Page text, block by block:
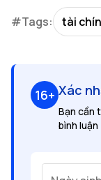
#Tags: tài
16+ Xác
Bạn cần
bình luận